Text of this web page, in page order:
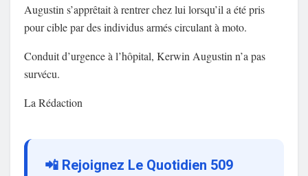
Augustin s’apprêtait à rentrer chez lui lorsqu’il a été pris
pour cible par des individus armés circulant à moto.
Conduit d’urgence à l’hôpital, Kerwin Augustin n’a pas
survécu.
La Rédaction
📲 Rejoignez Le Quotidien 509